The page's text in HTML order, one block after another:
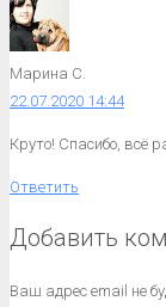
Марина С.
22.07.2020 14:44
Круто! Спасибо, всё
Ответить
Добавить
Ваш адрес email не